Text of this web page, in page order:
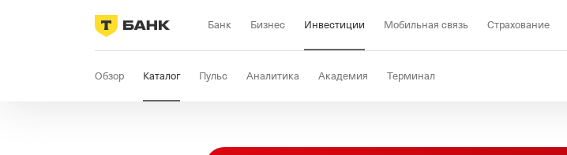
Банк Бизнес Инвестиции Мобильная связь Страхование
Обзор Каталог Пульс Аналитика Академия Терминал